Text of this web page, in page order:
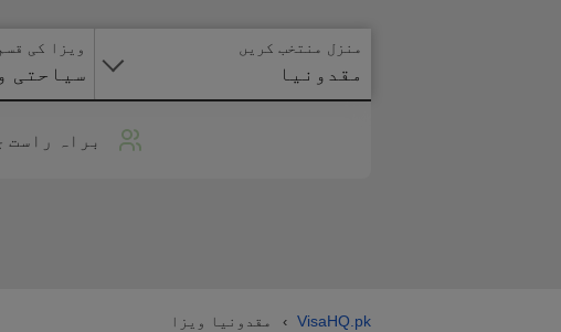
منزل منتخب کریں
مقدونیا
ویزا کی قسم
سیاحتی
براہ راست
VisaHQ.pk
› مقدونیا ویزا